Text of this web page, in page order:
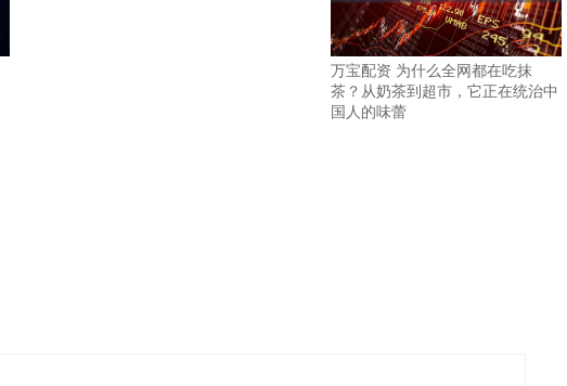
万宝配资 为什么全网都在吃抹
茶？从奶茶到超市，它正在统治中
国人的味蕾